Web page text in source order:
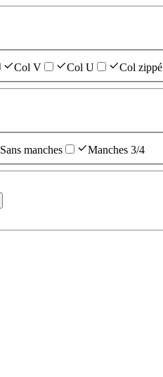
Col V Col U Col zippé
Sans manches Manches 3/4